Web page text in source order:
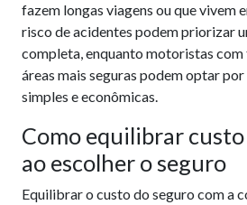
fazem longas viagens ou que vivem
risco de acidentes podem priorizar
completa, enquanto motoristas
áreas mais seguras podem optar
simples e econômicas.
Como equilibrar
ao escolher o seguro
Equilibrar o custo do seguro com a